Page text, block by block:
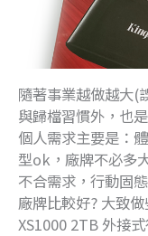
隨著事業越做越大(
與歸檔習慣外，也
個人需求主要是：
型ok，廠牌不必多
不合需求，行動固
廠牌比較好? 大致
XS1000 2TB 外接式